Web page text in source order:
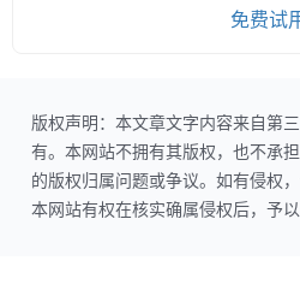
免费试
版权声明：本文章文字内容来自第
有。本网站不拥有其版权，也不承
的版权归属问题或争议。如有侵权，
本网站有权在核实确属侵权后，予以